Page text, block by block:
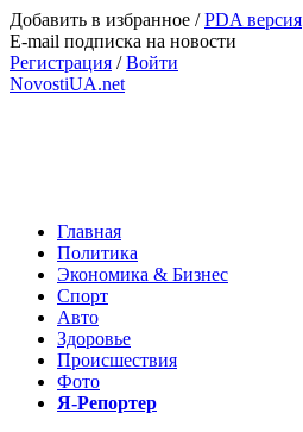
Добавить в избранное /PDA версия
E-mail подписка на новости
Регистрация /Войти
NovostiUA.net
Главная
Политика
Экономика & Бизнес
Спорт
Авто
Здоровье
Происшествия
Фото
Я-Репортер